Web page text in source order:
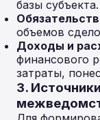
базы субъекта.
объемов
Доходы и
финансового
затраты,
3.